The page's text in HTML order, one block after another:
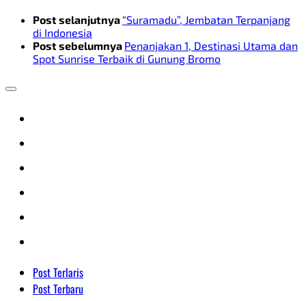
Post selanjutnya “Suramadu”, Jembatan Terpanjang
di Indonesia
Post sebelumnya Penanjakan 1, Destinasi Utama dan
Spot Sunrise Terbaik di Gunung Bromo
Post Terlaris
Post Terbaru